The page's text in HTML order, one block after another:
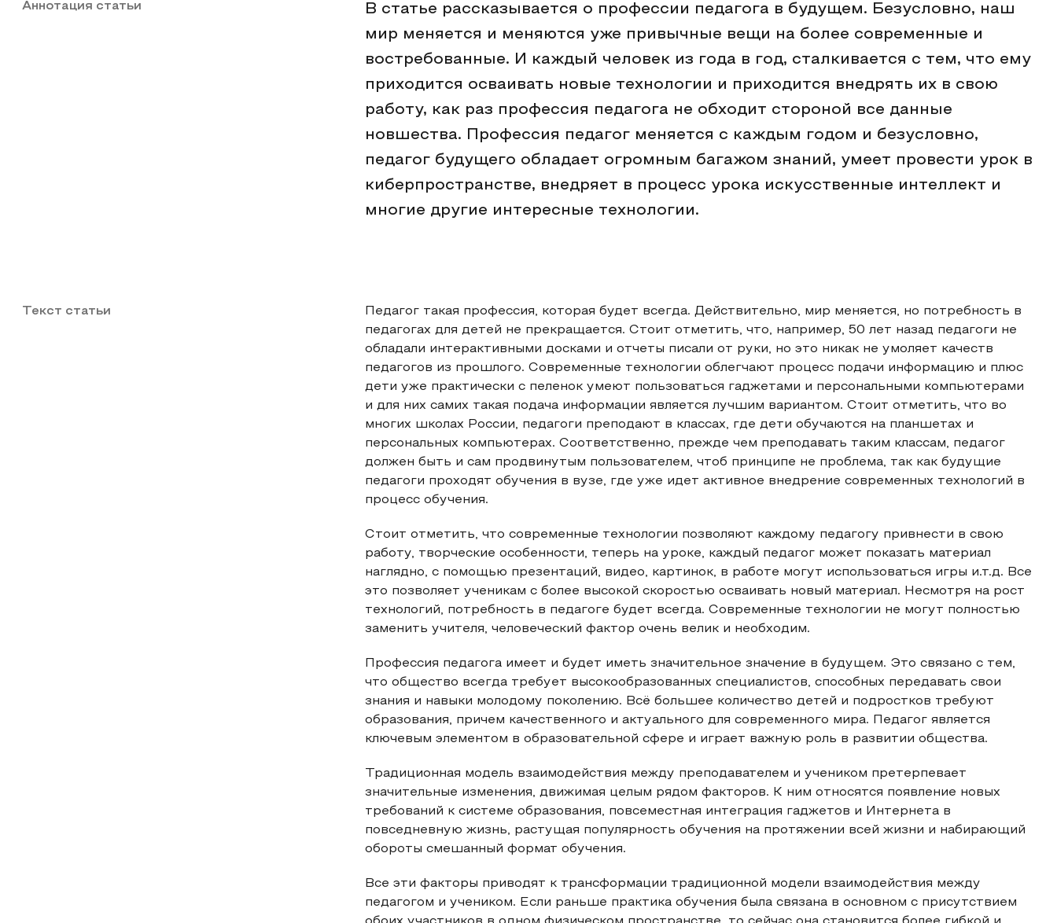
Аннотация статьи
В статье рассказывается о профессии педагога в будущем. Безусловно, наш
мир меняется и меняются уже привычные вещи на более современные и
востребованные. И каждый человек из года в год, сталкивается с тем, что ему
приходится осваивать новые технологии и приходится внедрять их в свою
работу, как раз профессия педагога не обходит стороной все данные
новшества. Профессия педагог меняется с каждым годом и безусловно,
педагог будущего обладает огромным багажом знаний, умеет провести урок в
киберпространстве, внедряет в процесс урока искусственные интеллект и
многие другие интересные технологии.
Текст статьи
Педагог такая профессия, которая будет всегда. Действительно, мир меняется, но потребность в
педагогах для детей не прекращается. Стоит отметить, что, например, 50 лет назад педагоги не
обладали интерактивными досками и отчеты писали от руки, но это никак не умоляет качеств
педагогов из прошлого. Современные технологии облегчают процесс подачи информацию и плюс
дети уже практически с пеленок умеют пользоваться гаджетами и персональными компьютерами
и для них самих такая подача информации является лучшим вариантом. Стоит отметить, что во
многих школах России, педагоги преподают в классах, где дети обучаются на планшетах и
персональных компьютерах. Соответственно, прежде чем преподавать таким классам, педагог
должен быть и сам продвинутым пользователем, чтоб принципе не проблема, так как будущие
педагоги проходят обучения в вузе, где уже идет активное внедрение современных технологий в
процесс обучения.
Стоит отметить, что современные технологии позволяют каждому педагогу привнести в свою
работу, творческие особенности, теперь на уроке, каждый педагог может показать материал
наглядно, с помощью презентаций, видео, картинок, в работе могут использоваться игры и.т.д. Все
это позволяет ученикам с более высокой скоростью осваивать новый материал. Несмотря на рост
технологий, потребность в педагоге будет всегда. Современные технологии не могут полностью
заменить учителя, человеческий фактор очень велик и необходим.
Профессия педагога имеет и будет иметь значительное значение в будущем. Это связано с тем,
что общество всегда требует высокообразованных специалистов, способных передавать свои
знания и навыки молодому поколению. Всё большее количество детей и подростков требуют
образования, причем качественного и актуального для современного мира. Педагог является
ключевым элементом в образовательной сфере и играет важную роль в развитии общества.
Традиционная модель взаимодействия между преподавателем и учеником претерпевает
значительные изменения, движимая целым рядом факторов. К ним относятся появление новых
требований к системе образования, повсеместная интеграция гаджетов и Интернета в
повседневную жизнь, растущая популярность обучения на протяжении всей жизни и набирающий
обороты смешанный формат обучения.
Все эти факторы приводят к трансформации традиционной модели взаимодействия между
педагогом и учеником. Если раньше практика обучения была связана в основном с присутствием